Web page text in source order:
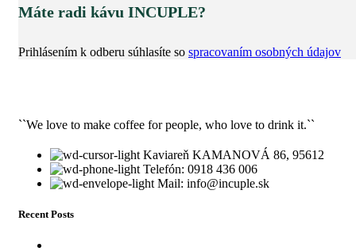
Máte radi kávu INCUPLE?
Prihlásením k odberu súhlasíte so spracovaním osobných údajov
``We love to make coffee for people, who love to drink it.``
Kaviareň KAMANOVÁ 86, 95612
Telefón: 0918 436 006
Mail: info@incuple.sk
Recent Posts